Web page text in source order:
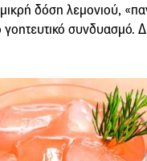
μικρή δόση λεμονιού,
συνδυασμό.